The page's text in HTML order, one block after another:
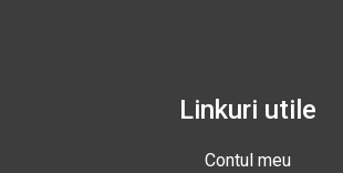
Linkuri utile
Contul meu